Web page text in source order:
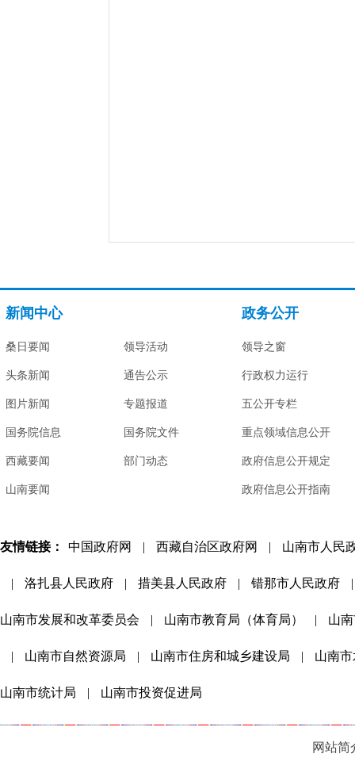
新闻中心
桑日要闻
头条新闻
图片新闻
国务院信息
西藏要闻
山南要闻
领导活动
通告公示
专题报道
国务院文件
部门动态
政务公开
领导之窗
行政权力运行
五公开专栏
重点领域信息公开
政府信息公开规定
政府信息公开指南
友情链接： 中国政府网 | 西藏自治区政府网 | 山南市人民
| 洛扎县人民政府 | 措美县人民政府 | 错那市人民政府 |
山南市发展和改革委员会 | 山南市教育局（体育局） | 山
| 山南市自然资源局 | 山南市住房和城乡建设局 | 山南
山南市统计局 | 山南市投资促进局
网站简